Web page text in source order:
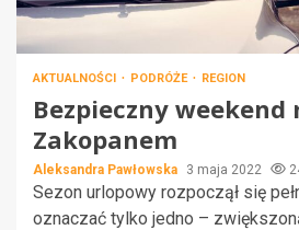
AKTUALNOŚCI PODRÓŻE REGION
Bezpieczny weekend
Zakopanem
Aleksandra Pawłowska 3 maja 2022
Sezon urlopowy rozpoczął się
oznaczać tylko jedno –